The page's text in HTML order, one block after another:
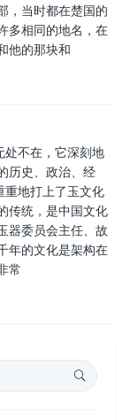
，当时都在楚国的
多相同的地名，在
他的那块和
处不在，它深刻地
历史、政治、经
重地打上了玉文化
传统，是中国文化
器委员会主任、故
年的文化是架构在
常